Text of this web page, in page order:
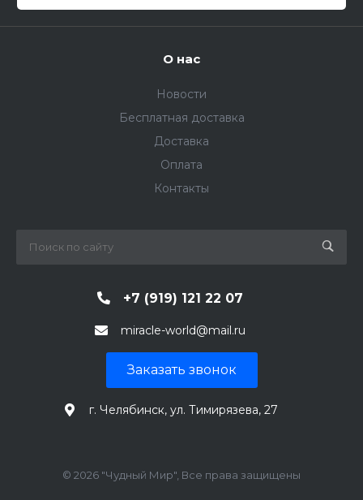
О нас
Новости
Бесплатная доставка
Доставка
Оплата
Контакты
+7 (919) 121 22 07
miracle-world@mail.ru
Заказать звонок
г. Челябинск, ул. Тимирязева, 27
© 2026 "Чудный Мир", Все права защищены